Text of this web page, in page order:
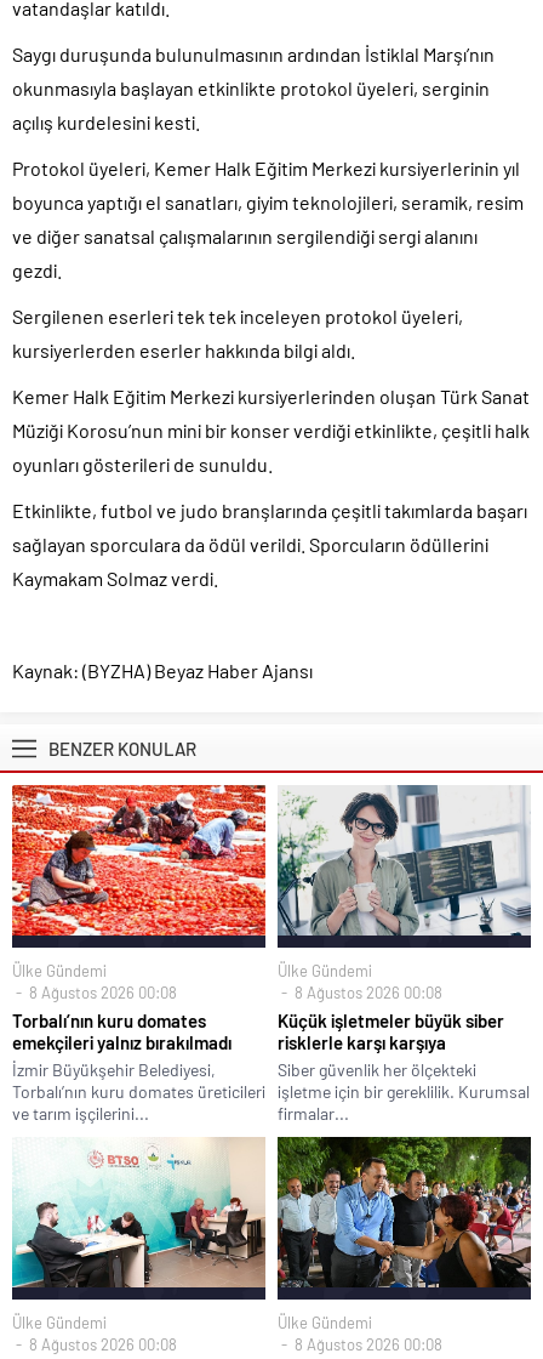
vatandaşlar katıldı.
Saygı duruşunda bulunulmasının ardından İstiklal Marşı’nın
okunmasıyla başlayan etkinlikte protokol üyeleri, serginin
açılış kurdelesini kesti.
Protokol üyeleri, Kemer Halk Eğitim Merkezi kursiyerlerinin yıl
boyunca yaptığı el sanatları, giyim teknolojileri, seramik, resim
ve diğer sanatsal çalışmalarının sergilendiği sergi alanını
gezdi.
Sergilenen eserleri tek tek inceleyen protokol üyeleri,
kursiyerlerden eserler hakkında bilgi aldı.
Kemer Halk Eğitim Merkezi kursiyerlerinden oluşan Türk Sanat
Müziği Korosu’nun mini bir konser verdiği etkinlikte, çeşitli halk
oyunları gösterileri de sunuldu.
Etkinlikte, futbol ve judo branşlarında çeşitli takımlarda başarı
sağlayan sporculara da ödül verildi. Sporcuların ödüllerini
Kaymakam Solmaz verdi.
Kaynak: (BYZHA) Beyaz Haber Ajansı
BENZER KONULAR
Ülke Gündemi
8 Ağustos 2026 00:08
Torbalı’nın kuru domates
emekçileri yalnız bırakılmadı
İzmir Büyükşehir Belediyesi,
Torbalı’nın kuru domates üreticileri
ve tarım işçilerini...
Ülke Gündemi
8 Ağustos 2026 00:08
Küçük işletmeler büyük siber
risklerle karşı karşıya
Siber güvenlik her ölçekteki
işletme için bir gereklilik. Kurumsal
firmalar...
Ülke Gündemi
8 Ağustos 2026 00:08
Ülke Gündemi
8 Ağustos 2026 00:08